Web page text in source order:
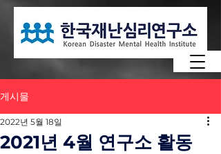
게시물
2021년 4월 연구소 활동
2022년 5월 18일